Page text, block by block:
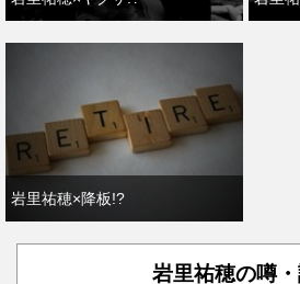
岩里祐穂×降板!?
岩里祐穂の噂・